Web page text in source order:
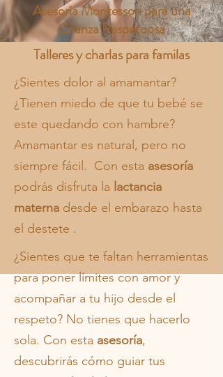
Asesoría Montessori para una
Crianza Respetuosa
Talleres y charlas para familas
¿Sientes dolor al amamantar?
¿Tienen miedo de que tu bebé se
este quedando con hambre?
Amamantar es natural, pero no
siempre fácil. Con esta asesoría
podrás disfruta la lactancia
materna desde el embarazo hasta
el destete .
¿Sientes que te faltan herramientas
para poner límites con amor y
acompañar a tu hijo desde el
respeto? No tienes que hacerlo
sola. Con esta asesoría,
descubrirás cómo guiar tus